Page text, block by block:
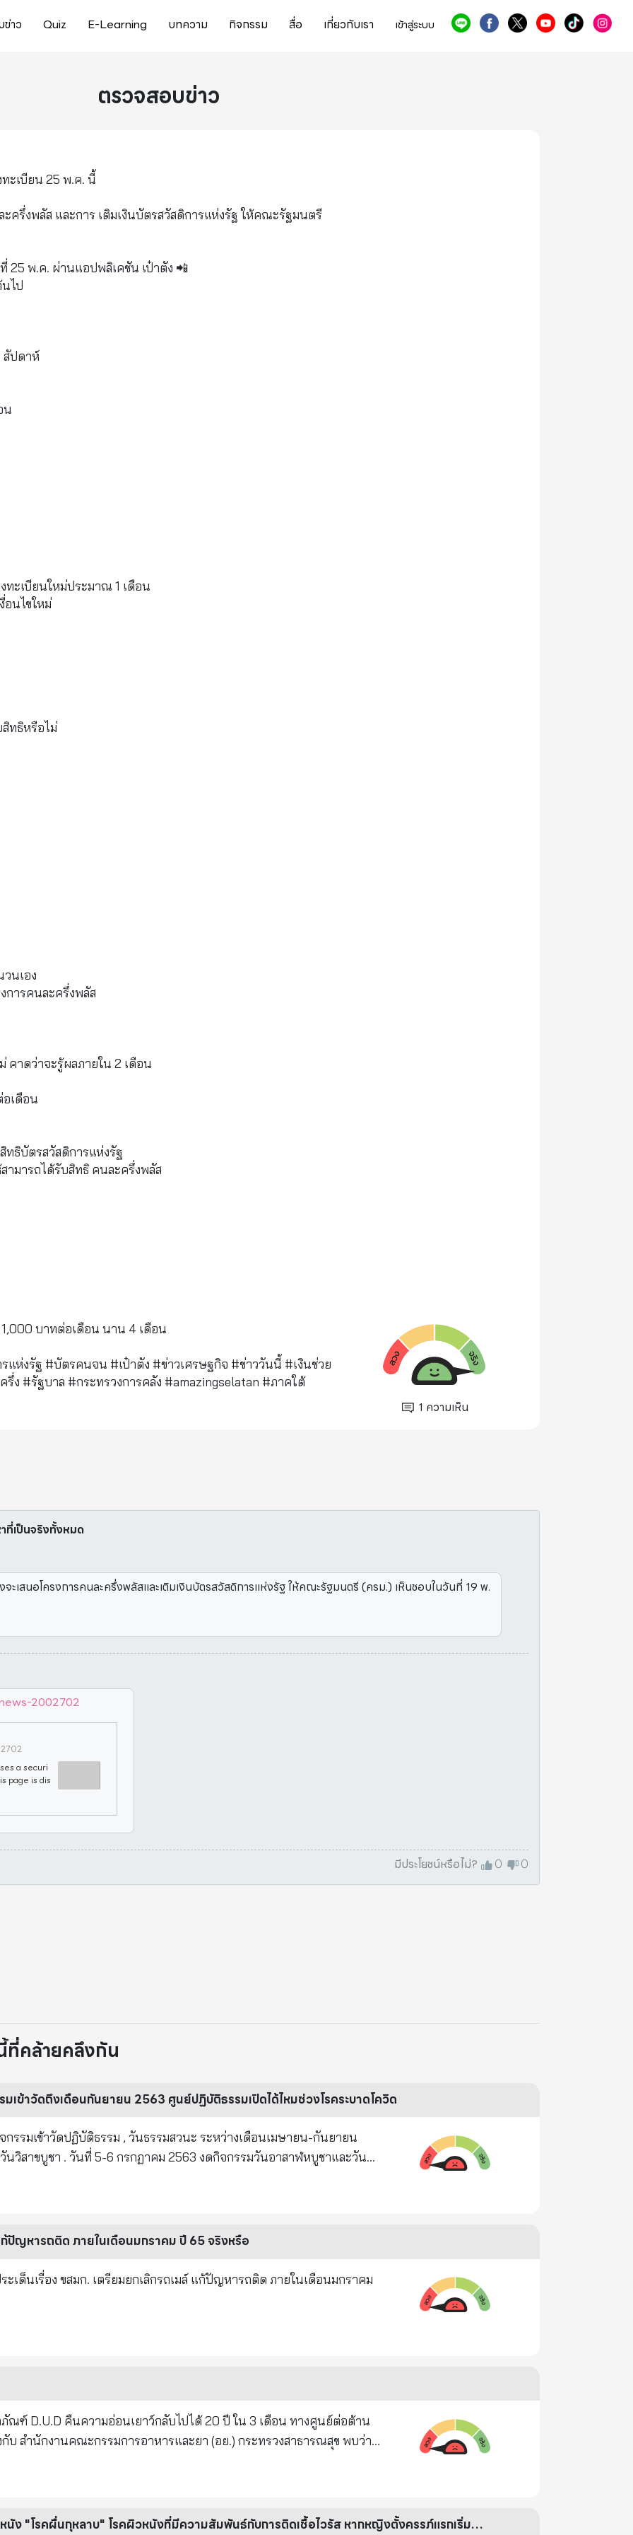
าว Quiz E-Learning บทความ กิจกรรม สื่อ เกี่ยวกับเรา เข้าสู่ระบบ
ตรวจสอบข่าว
ทะเบียน 25 พ.ค. นี้
ะครึ่งพลัส และการ เติมเงินบัตรสวัสดิการแห่งรัฐ ให้คณะรัฐมนตรี
25 พ.ค. ผ่านแอปพลิเคชัน เป๋าตัง 📲
ไป
สัปดาห์
น
ทะเบียนใหม่ประมาณ 1 เดือน
อนไขใหม่
สิทธิหรือไม่
นเอง
การคนละครึ่งพลัส
คาดว่าจะรู้ผลภายใน 2 เดือน
อเดือน
ทธิบัตรสวัสดิการแห่งรัฐ
ามารถได้รับสิทธิ คนละครึ่งพลัส
1,000 บาทต่อเดือน นาน 4 เดือน
ห่งรัฐ #บัตรคนจน #เป๋าตัง #ข่าวเศรษฐกิจ #ข่าววันนี้ #เงินช่วย
รึ่ง #รัฐบาล #กระทรวงการคลัง #amazingselatan #ภาคใต้
1 ความเห็น
ที่เป็นจริงทั้งหมด
ะเสนอโครงการคนละครึ่งพลัสและเติมเงินบัตรสวัสดิการแห่งรัฐ ให้คณะรัฐมนตรี (ครม.) เห็นชอบในวันที่ 19 พ.
2002702
a securi
page is dis
มีประโยชน์หรือไม่? 0 0
ที่คล้ายคลึงกัน
เข้าวัดถึงเดือนกันยายน 2563 ศูนย์ปฏิบัติธรรมเปิดได้ไหมช่วงโรคระบาดโควิด
กรรมเข้าวัดปฏิบัติธรรม , วันธรรมสวนะ ระหว่างเดือนเมษายน-กันยายน
วิสาขบูชา . วันที่ 5-6 กรกฏาคม 2563 งดกิจกรรมวันอาสาฬหบูชาและวัน
ปัญหารถติด ภายในเดือนมกราคม ปี 65 จริงหรือ
ะเด็นเรื่อง ขสมก. เตรียมยกเลิกรถเมล์ แก้ปัญหารถติด ภายในเดือนมกราคม
ฑ์ D.U.D คืนความอ่อนเยาว์กลับไปได้ 20 ปี ใน 3 เดือน ทางศูนย์ต่อต้าน
บ สำนักงานคณะกรรมการอาหารและยา (อย.) กระทรวงสาธารณสุข พบว่า
ได้ระบุสรรพคุณของผลิตภัณฑ์ว่า ผลิตภัณฑ์ดังกล่าวสามารถฟื้นฟู คืนความ
หน้าฝนนี้ ให้ระวังโรคทางผิวหนัง "โรคผื่นกุหลาบ" โรคผิวหนังที่มีความสัมพันธ์กับการติดเชื้อไวรัส หากหญิงตั้งครรภ์แรกเริ่มติด อาจเสี่ยงแท้งได้ จริงหรือ